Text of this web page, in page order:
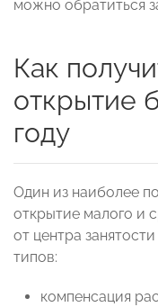
можно обратиться
Как
открытие
году
Один из наиболее
открытие малого и
от центра
типов:
компенсация